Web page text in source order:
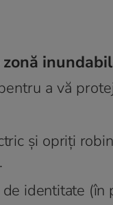
a vă
și opriți
identitate (în